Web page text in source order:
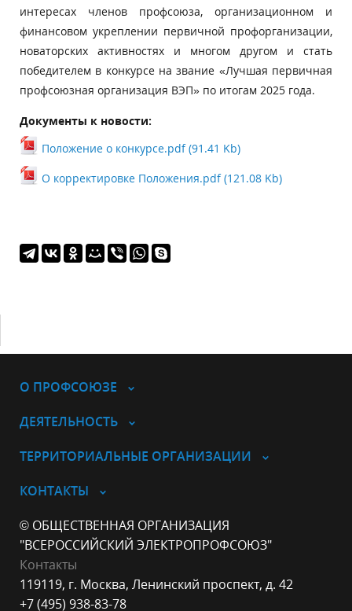
интересах членов профсоюза, организационном и
финансовом укреплении первичной профорганизации,
новаторских активностях и многом другом и стать
победителем в конкурсе на звание «Лучшая первичная
профсоюзная организация ВЭП» по итогам 2025 года.
Документы к новости:
Положение о конкурсе.pdf (91.41 Kb)
О корректировке Положения.pdf (121.08 Kb)
О ПРОФСОЮЗЕ
ДЕЯТЕЛЬНОСТЬ
ТЕРРИТОРИАЛЬНЫЕ ОРГАНИЗАЦИИ
КОНТАКТЫ
© ОБЩЕСТВЕННАЯ ОРГАНИЗАЦИЯ
"ВСЕРОССИЙСКИЙ ЭЛЕКТРОПРОФСОЮЗ"
Контакты
119119, г. Москва, Ленинский проспект, д. 42
+7 (495) 938-83-78